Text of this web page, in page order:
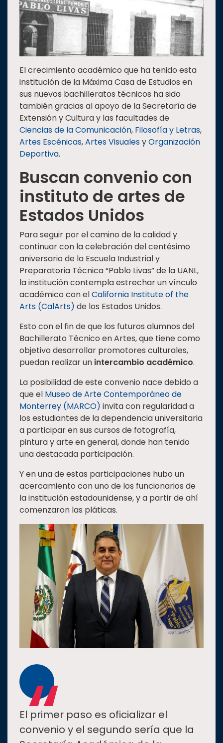
El crecimiento académico que ha tenido esta
institución de la Máxima Casa de Estudios en
sus nuevos bachilleratos técnicos ha sido
también gracias al apoyo de la Secretaría de
Extensión y Cultura y las facultades de
Ciencias de la Comunicación, Filosofía y Letras,
Artes Escénicas,Artes VisualesyOrganización
Deportiva.
Buscan convenio con
instituto de artes de
Estados Unidos
Para seguir por el camino de la calidad y
continuar con la celebración del centésimo
aniversario de la Escuela Industrial y
Preparatoria Técnica “Pablo Livas” de la UANL,
la institución contempla estrechar un vínculo
académico con elCalifornia Institute of the
Arts (CalArts) de los Estados Unidos.
Esto con el fin de que los futuros alumnos del
Bachillerato Técnico en Artes, que tiene como
objetivo desarrollar promotores culturales,
puedan realizar un intercambio académico.
La posibilidad de este convenio nace debido a
que el Museo de Arte Contemporáneo de
Monterrey (MARCO) invita con regularidad a
los estudiantes de la dependencia universitaria
a participar en sus cursos de fotografía,
pintura y arte en general, donde han tenido
una destacada participación.
Y en una de estas participaciones hubo un
acercamiento con uno de los funcionarios de
la institución estadounidense, y a partir de ahí
comenzaron las pláticas.
“
El primer paso es oficializar el
convenio y el segundo sería que la